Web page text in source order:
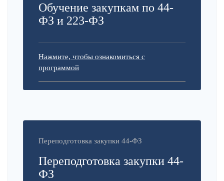
Обучение закупкам по 44-
ФЗ и 223-ФЗ
Нажмите, чтобы ознакомиться с
программой
Переподготовка закупки 44-ФЗ
Переподготовка закупки 44-
ФЗ